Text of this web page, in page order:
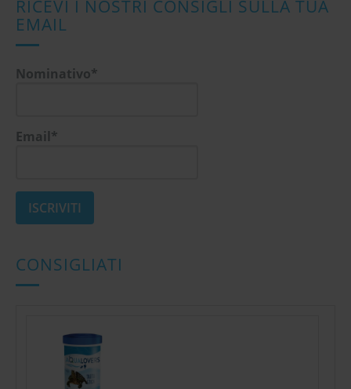
RICEVI I NOSTRI CONSIGLI SULLA TUA
EMAIL
Nominativo*
Email*
CONSIGLIATI